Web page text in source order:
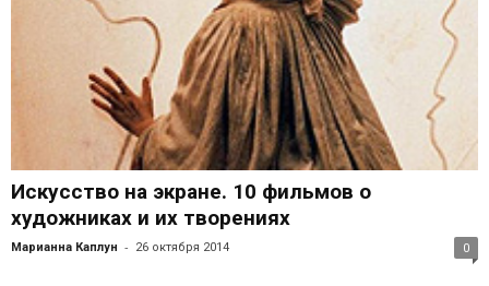
Искусство на экране. 10 фильмов о
художниках и их творениях
Марианна Каплун - 26 октября 2014 0